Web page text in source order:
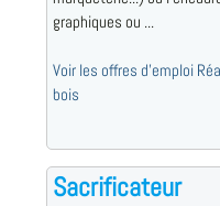
graphiques ou ...
Voir les offres d'emploi
bois
Sacrificateur